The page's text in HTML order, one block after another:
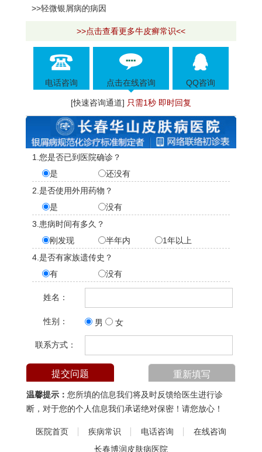
>>轻微银屑病的病因
>>点击查看更多牛皮癣常识<<
电话咨询 点击在线咨询 QQ咨询
[快速咨询通道] 只需1秒 即时回复
1.您是否已到医院确诊？
是
还没有
2.是否使用外用药物？
是
没有
3.患病时间有多久？
刚发现
半年内
1年以上
4.是否有家族遗传史？
有
没有
姓名：
性别： 男 女
联系方式：
温馨提示： 您所填的信息我们将及时反馈给医生进行诊
断，对于您的个人信息我们承诺绝对保密！请您放心！
医院首页 疾病常识 电话咨询
在线咨询
长春博润皮肤病医院